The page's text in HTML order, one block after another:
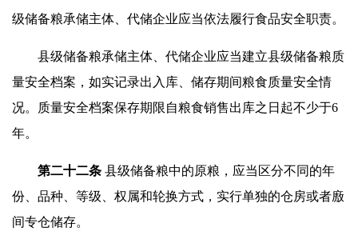
级储备粮承储主体、代储企业应当依法履行食品安全职责。
县级储备粮承储主体、代储企业应当建立县级储备粮质
量安全档案，如实记录出入库、储存期间粮食质量安全情
况。质量安全档案保存期限自粮食销售出库之日起不少于6
年。
第二十二条 县级储备粮中的原粮，应当区分不同的年
份、品种、等级、权属和轮换方式，实行单独的仓房或者廒
间专仓储存。